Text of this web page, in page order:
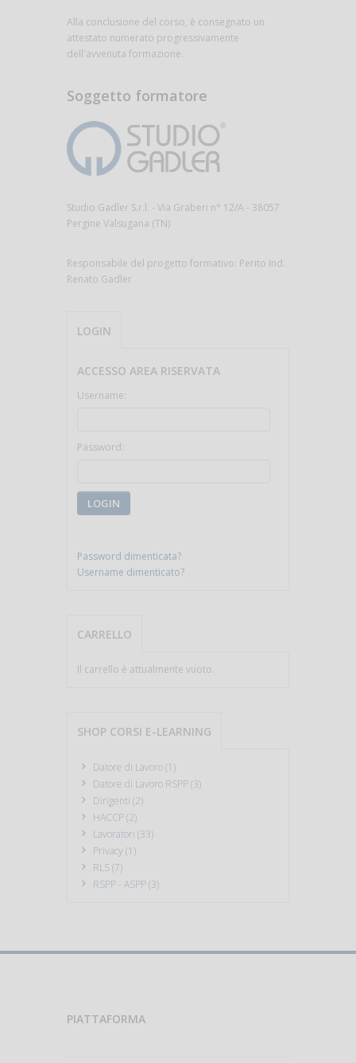
Alla conclusione del corso, è consegnato un
attestato numerato progressivamente
dell'avvenuta formazione.
Soggetto formatore
Studio Gadler S.r.l. - Via Graberi n° 12/A - 38057
Pergine Valsugana (TN)
Responsabile del progetto formativo: Perito Ind.
Renato Gadler
LOGIN
ACCESSO AREA RISERVATA
Username:
Password:
LOGIN
Password dimenticata?
Username dimenticato?
CARRELLO
Il carrello è attualmente vuoto.
SHOP CORSI E-LEARNING
Datore di Lavoro (1)
Datore di Lavoro RSPP (3)
Dirigenti (2)
HACCP (2)
Lavoratori (33)
Privacy (1)
RLS (7)
RSPP - ASPP (3)
PIATTAFORMA